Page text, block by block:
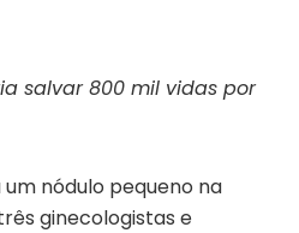
salvar 800 mil vidas por
nódulo pequeno na
ginecologistas e